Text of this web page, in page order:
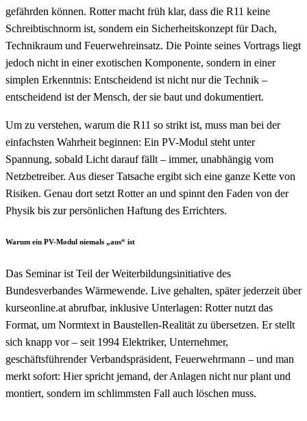
gefährden können. Rotter macht früh klar, dass die R11 keine
Schreibtischnorm ist, sondern ein Sicherheitskonzept für Dach,
Technikraum und Feuerwehreinsatz. Die Pointe seines Vortrags liegt
jedoch nicht in einer exotischen Komponente, sondern in einer
simplen Erkenntnis: Entscheidend ist nicht nur die Technik –
entscheidend ist der Mensch, der sie baut und dokumentiert.
Um zu verstehen, warum die R11 so strikt ist, muss man bei der
einfachsten Wahrheit beginnen: Ein PV-Modul steht unter
Spannung, sobald Licht darauf fällt – immer, unabhängig vom
Netzbetreiber. Aus dieser Tatsache ergibt sich eine ganze Kette von
Risiken. Genau dort setzt Rotter an und spinnt den Faden von der
Physik bis zur persönlichen Haftung des Errichters.
Warum ein PV-Modul niemals „aus“ ist
Das Seminar ist Teil der Weiterbildungsinitiative des
Bundesverbandes Wärmewende. Live gehalten, später jederzeit über
kurseonline.at abrufbar, inklusive Unterlagen: Rotter nutzt das
Format, um Normtext in Baustellen-Realität zu übersetzen. Er stellt
sich knapp vor – seit 1994 Elektriker, Unternehmer,
geschäftsführender Verbandspräsident, Feuerwehrmann – und man
merkt sofort: Hier spricht jemand, der Anlagen nicht nur plant und
montiert, sondern im schlimmsten Fall auch löschen muss.